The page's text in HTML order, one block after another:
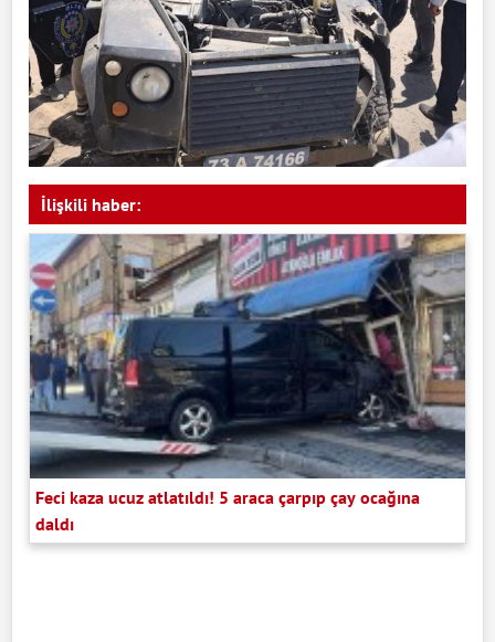
İlişkili haber:
Feci kaza ucuz atlatıldı! 5 araca çarpıp çay ocağına
daldı